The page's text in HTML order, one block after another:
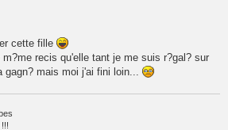
cette fille
recis qu'elle tant je me suis r?gal? sur
gagn? mais moi j'ai fini loin...